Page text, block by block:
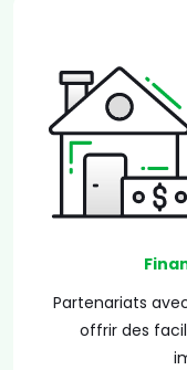
Partenariats
offrir des